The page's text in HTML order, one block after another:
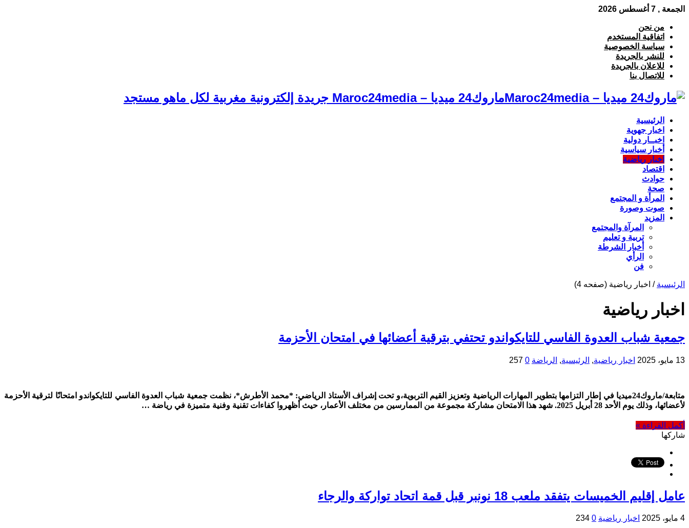
الجمعة , 7 أغسطس 2026
من نحن
اتفاقية المستخدم
سياسة الخصوصية
للنشر بالجريدة
للاعلان بالجريدة
للاتصال بنا
ماروك24 ميديا – Maroc24media جريدة إلكترونية مغربية لكل ماهو مستجد
الرئيسية
اخبار جهوية
اخبــار دولية
أخبار سياسية
اخبار رياضية
اقتصاد
حوادث
صحة
المرأة و المجتمع
صوت وصورة
المزيد
المرآة والمجتمع
تربية و تعليم
أخبار الشرطة
الرأي
فن
الرئيسية / اخبار رياضية (صفحه 4)
اخبار رياضية
جمعية شباب العدوة الفاسي للتايكواندو تحتفي بترقية أعضائها في امتحان الأحزمة
13 مايو، 2025 اخبار رياضية, الرئيسية, الرياضة 0
257
متابعة/ماروك24ميديا في إطار التزامها بتطوير المهارات الرياضية وتعزيز القيم التربوية،و تحت إشراف الأستاذ الرياضي: *محمد الأطرش*، نظمت جمعية شباب العدوة الفاسي للتايكواندو امتحانًا لترقية الأحزمة
لأعضائها، وذلك يوم الأحد 28 أبريل 2025. شهد هذا الامتحان مشاركة مجموعة من الممارسين من مختلف الأعمار، حيث أظهروا كفاءات تقنية وفنية متميزة في رياضة …
أكمل القراءة »
شاركها
عامل إقليم الخميسات يتفقد ملعب 18 نونبر قبل قمة اتحاد تواركة والرجاء
4 مايو، 2025 اخبار رياضية 0
234